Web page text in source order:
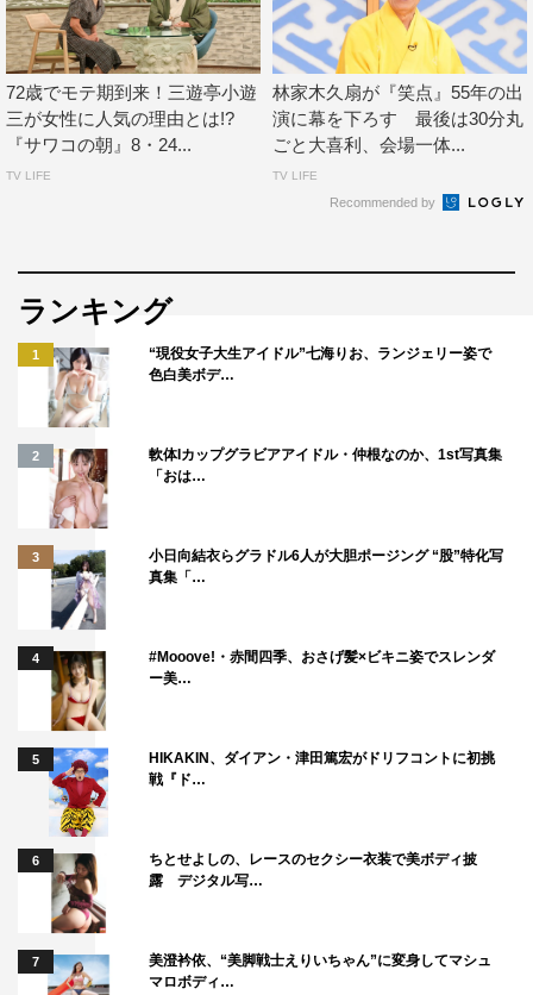
72歳でモテ期到来！三遊亭小遊
三が女性に人気の理由とは!?
『サワコの朝』8・24...
TV LIFE
林家木久扇が『笑点』55年の出
演に幕を下ろす 最後は30分丸
ごと大喜利、会場一体...
TV LIFE
Recommended by
ランキング
1
“現役女子大生アイドル”七海りお、ランジェリー姿で
色白美ボデ…
2
軟体Iカップグラビアアイドル・仲根なのか、1st写真集
「おは…
3
小日向結衣らグラドル6人が大胆ポージング “股”特化写
真集「…
4
#Mooove!・赤間四季、おさげ髪×ビキニ姿でスレンダ
ー美…
5
HIKAKIN、ダイアン・津田篤宏がドリフコントに初挑
戦『ド…
6
ちとせよしの、レースのセクシー衣装で美ボディ披
露 デジタル写…
7
美澄衿依、“美脚戦士えりいちゃん”に変身してマシュ
マロボディ…